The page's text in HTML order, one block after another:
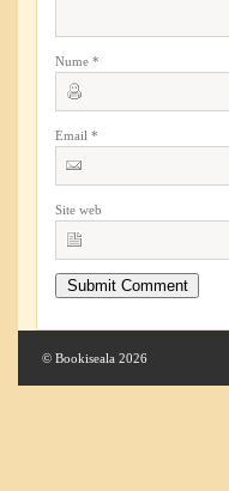
Nume *
Email *
Site web
© Bookiseala 2026